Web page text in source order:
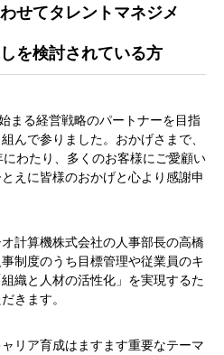
せてタレントマネジメ
を検討されている方
まる経営戦略のパートナーを目指
んで参りました。おかげさまで、
わたり、多くのお客様にご愛顧い
えに皆様のおかげと心より感謝申
計算機株式会社の人事部長の高橋
制度のうち目標管理や従業員のキ
織と人材の活性化」を実現するた
きます。
リア育成はますます重要なテーマ